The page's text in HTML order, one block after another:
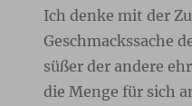
Ich denke mit der
Geschmackssache
süßer der andere
die Menge für sich